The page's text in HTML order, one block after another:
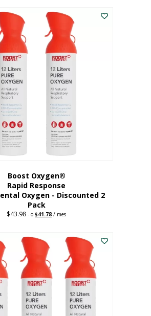
dólares. es:
182,30
dólares.
Boost Oxygen®
Rapid Response
Oxygen - Discounted 2
Pack
$43.98 - o Original
$43.98.
$41.78 Current
$41.78.
/ mes